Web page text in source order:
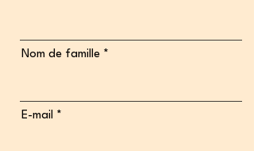
Nom de famille
E-mail